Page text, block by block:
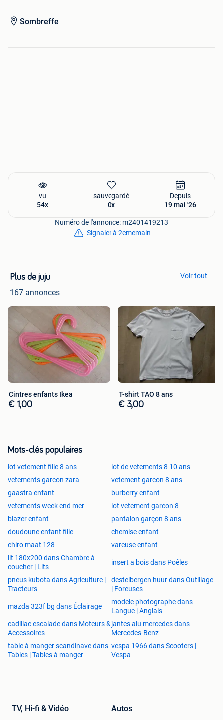
Sombreffe
vu
54x
sauvegardé
0x
Depuis
19 mai '26
Numéro de l'annonce: m2401419213
Signaler à 2ememain
Plus de juju
167 annonces
Voir tout
Cintres enfants Ikea
€ 1,00
T-shirt TAO 8 ans
€ 3,00
Mots-clés populaires
lot vetement fille 8 ans
lot de vetements 8 10 ans
vetements garcon zara
vetement garcon 8 ans
gaastra enfant
burberry enfant
vetements week end mer
lot vetement garcon 8
blazer enfant
pantalon garçon 8 ans
doudoune enfant fille
chemise enfant
chiro maat 128
vareuse enfant
lit 180x200 dans Chambre à
coucher | Lits
insert a bois dans Poêles
pneus kubota dans Agriculture |
Tracteurs
destelbergen huur dans Outillage
| Foreuses
mazda 323f bg dans Éclairage
modele photographe dans
Langue | Anglais
cadillac escalade dans Moteurs &
Accessoires
jantes alu mercedes dans
Mercedes-Benz
table à manger scandinave dans
Tables | Tables à manger
vespa 1966 dans Scooters |
Vespa
TV, Hi-fi & Vidéo Autos